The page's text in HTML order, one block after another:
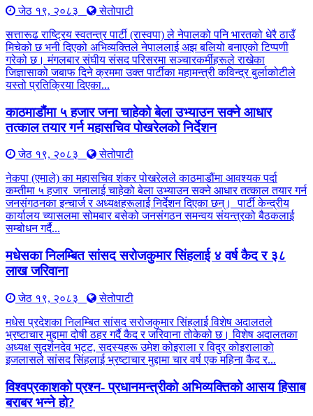
जेठ १९, २०८३
सेतोपाटी
सत्तारूढ राष्ट्रिय स्वतन्त्र पार्टी (रास्वपा) ले नेपालको पनि भारतको धेरै ठाउँ
मिचेको छ भनी दिएको अभिव्यक्तिले नेपाललाई अझ बलियो बनाएको टिप्पणी
गरेको छ। मंगलबार संघीय संसद परिसरमा सञ्चारकर्मीहरूले राखेका
जिज्ञासाको जबाफ दिने क्रममा उक्त पार्टीका महामन्त्री कविन्द्र बुर्लाकोटीले
यस्तो प्रतिक्रिया दिएका...
काठमाडौंमा ५ हजार जना चाहेको बेला उभ्याउन सक्ने आधार
तत्काल तयार गर्न महासचिव पोखरेलको निर्देशन
जेठ १९, २०८३
सेतोपाटी
नेकपा (एमाले) का महासचिव शंकर पोखरेलले काठमाडौंमा आवश्यक पर्दा
कम्तीमा ५ हजार जनालाई चाहेको बेला उभ्याउन सक्ने आधार तत्काल तयार गर्न
जनसंगठनका इन्चार्ज र अध्यक्षहरूलाई निर्देशन दिएका छन्। पार्टी केन्द्रीय
कार्यालय च्यासलमा सोमबार बसेको जनसंगठन समन्वय संयन्त्रको बैठकलाई
सम्बोधन गर्दै...
मधेसका निलम्बित सांसद सरोजकुमार सिंहलाई ४ वर्ष कैद र ३८
लाख जरिवाना
जेठ १९, २०८३
सेतोपाटी
मधेस प्रदेशका निलम्बित सांसद सरोजकुमार सिंहलाई विशेष अदालतले
भ्रष्टाचार मुद्दामा दोषी ठहर गर्दै कैद र जरिवाना तोकेको छ। विशेष अदालतका
अध्यक्ष सुदर्शनदेव भट्ट, सदस्यहरू उमेश कोइराला र विदुर कोइरालाको
इजलासले सांसद सिंहलाई भ्रष्टाचार मुद्दामा चार वर्ष एक महिना कैद र...
विश्वप्रकाशको प्रश्न- प्रधानमन्त्रीको अभिव्यक्तिको आसय हिसाब
बराबर भन्ने हो?